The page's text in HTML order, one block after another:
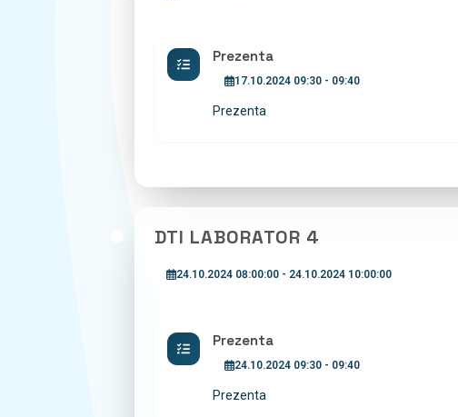
Prezenta
17.10.2024 09:30 - 09:40
Prezenta
DTI LABORATOR 4
24.10.2024 08:00:00 - 24.10.2024 10:00:00
Prezenta
24.10.2024 09:30 - 09:40
Prezenta